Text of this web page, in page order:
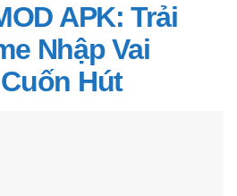
APK: Trải
Nhập Vai
Hút